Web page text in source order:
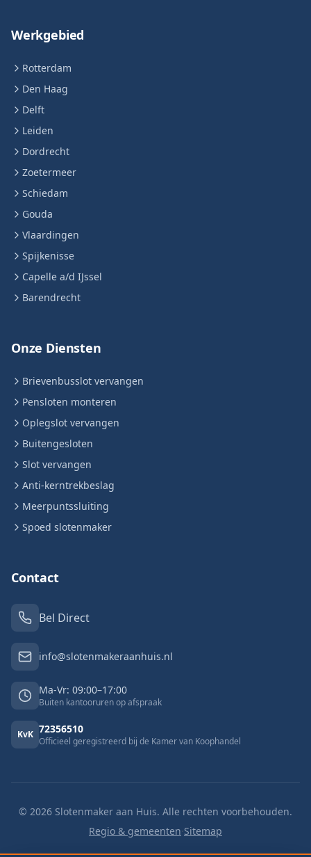
Werkgebied
Rotterdam
Den Haag
Delft
Leiden
Dordrecht
Zoetermeer
Schiedam
Gouda
Vlaardingen
Spijkenisse
Capelle a/d IJssel
Barendrecht
Onze Diensten
Brievenbusslot vervangen
Pensloten monteren
Oplegslot vervangen
Buitengesloten
Slot vervangen
Anti-kerntrekbeslag
Meerpuntssluiting
Spoed slotenmaker
Contact
Bel Direct
info@slotenmakeraanhuis.nl
Ma-Vr: 09:00–17:00
Buiten kantooruren op afspraak
KvK 72356510
Officieel geregistreerd bij de Kamer van Koophandel
© 2026 Slotenmaker aan Huis. Alle rechten voorbehouden.
Regio & gemeenten·Sitemap